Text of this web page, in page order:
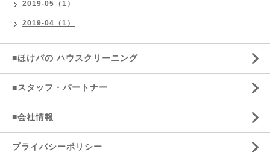
2019-05（1）
2019-04（1）
■ほけパの ハウスクリーニング
■スタッフ・パートナー
■会社情報
プライバシーポリシー